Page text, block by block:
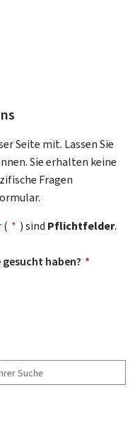
Seite mit. Lassen Sie
Sie erhalten keine
Fragen
( * ) sind Pflichtfelder.
haben? *